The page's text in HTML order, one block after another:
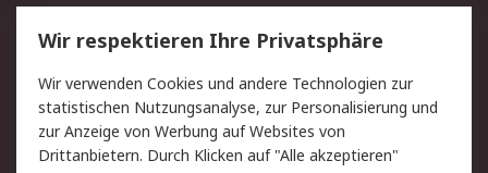
Service
Value Added Services
Lieferlösungen
Rücksendung/Entsorgung Kontakt
Hilfe
Wir respektieren Ihre Privatsphäre
Wir verwenden Cookies und andere Technologien zur
statistischen Nutzungsanalyse, zur Personalisierung und
zur Anzeige von Werbung auf Websites von
Drittanbietern. Durch Klicken auf "Alle akzeptieren"